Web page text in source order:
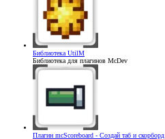
Библиотека UtilM
Библиотека для плагинов McDev
Плагин mcScoreboard - Создай таб и скорборд